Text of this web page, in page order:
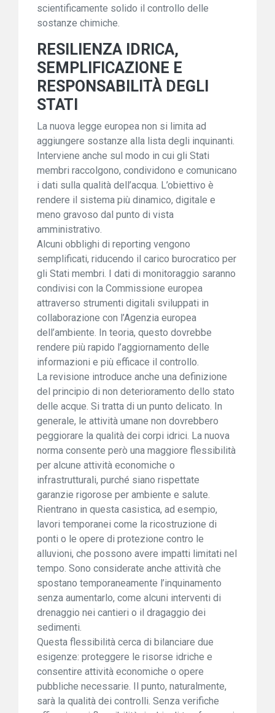
scientificamente solido il controllo delle
sostanze chimiche.
RESILIENZA IDRICA,
SEMPLIFICAZIONE E
RESPONSABILITÀ DEGLI
STATI
La nuova legge europea non si limita ad
aggiungere sostanze alla lista degli inquinanti.
Interviene anche sul modo in cui gli Stati
membri raccolgono, condividono e comunicano
i dati sulla qualità dell’acqua. L’obiettivo è
rendere il sistema più dinamico, digitale e
meno gravoso dal punto di vista
amministrativo.
Alcuni obblighi di reporting vengono
semplificati, riducendo il carico burocratico per
gli Stati membri. I dati di monitoraggio saranno
condivisi con la Commissione europea
attraverso strumenti digitali sviluppati in
collaborazione con l’Agenzia europea
dell’ambiente. In teoria, questo dovrebbe
rendere più rapido l’aggiornamento delle
informazioni e più efficace il controllo.
La revisione introduce anche una definizione
del principio di non deterioramento dello stato
delle acque. Si tratta di un punto delicato. In
generale, le attività umane non dovrebbero
peggiorare la qualità dei corpi idrici. La nuova
norma consente però una maggiore flessibilità
per alcune attività economiche o
infrastrutturali, purché siano rispettate
garanzie rigorose per ambiente e salute.
Rientrano in questa casistica, ad esempio,
lavori temporanei come la ricostruzione di
ponti o le opere di protezione contro le
alluvioni, che possono avere impatti limitati nel
tempo. Sono considerate anche attività che
spostano temporaneamente l’inquinamento
senza aumentarlo, come alcuni interventi di
drenaggio nei cantieri o il dragaggio dei
sedimenti.
Questa flessibilità cerca di bilanciare due
esigenze: proteggere le risorse idriche e
consentire attività economiche o opere
pubbliche necessarie. Il punto, naturalmente,
sarà la qualità dei controlli. Senza verifiche